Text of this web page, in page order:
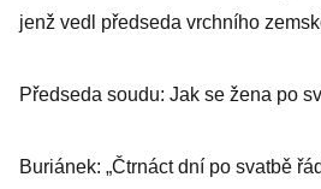
jenž vedl předseda vrchního
Předseda soudu: Jak se žena po
Buriánek: „Čtrnáct dní po svatbě